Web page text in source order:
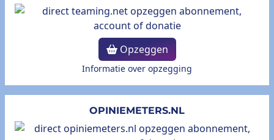
Opzeggen
Informatie over opzegging
OPINIEMETERS.NL